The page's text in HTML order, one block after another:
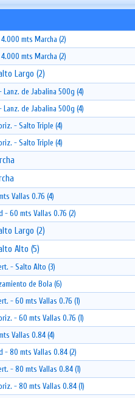
mts Marcha (2)
mts Marcha (2)
Largo (2)
Lanz. de Jabalina 500g (4)
Lanz. de Jabalina 500g (4)
- Salto Triple (4)
- Salto Triple (4)
Vallas 0.76 (4)
- 60 mts Vallas 0.76 (2)
Largo (2)
Alto (5)
- Salto Alto (3)
de Bola (6)
- 60 mts Vallas 0.76 (1)
- 60 mts Vallas 0.76 (1)
Vallas 0.84 (4)
- 80 mts Vallas 0.84 (2)
- 80 mts Vallas 0.84 (1)
- 80 mts Vallas 0.84 (1)